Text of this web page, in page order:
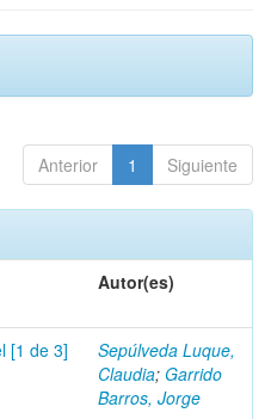
Anterior 1 Siguiente
Autor(es)
[1 de 3]
Sepúlveda Luque,
Claudia; Garrido
Barros, Jorge